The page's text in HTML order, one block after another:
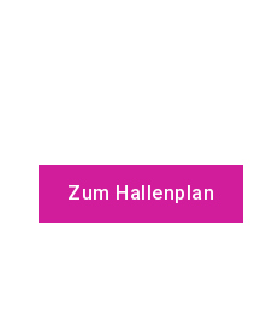
Zum Hallenplan